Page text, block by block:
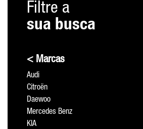
Filtre a
sua busca
< Marcas
Audi
Citroën
Daewoo
Mercedes Benz
KIA